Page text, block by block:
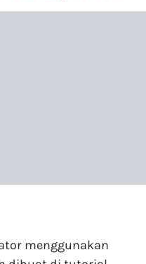
menggunakan